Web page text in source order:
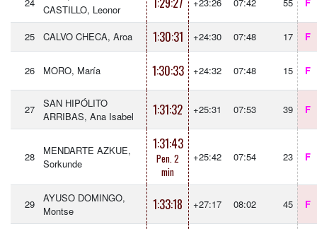
CASTILLO, Leonor
25 CALVO CHECA, Aroa 1:30:31 +24:30 07:48 17 F
26 MORO, María 1:30:33 +24:32 07:48 15 F
27
SAN HIPÓLITO
ARRIBAS, Ana Isabel
1:31:32 +25:31 07:53 39 F
28
MENDARTE AZKUE,
Sorkunde
1:31:43
Pen. 2
min
+25:42 07:54 23 F
29
AYUSO DOMINGO,
Montse
1:33:18 +27:17 08:02 45 F